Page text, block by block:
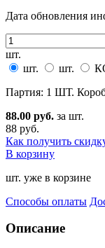
Дата обновления
шт.
шт.
шт.
Партия: 1 ШТ.
88.00 руб. за шт.
88 руб.
Как получить
В корзину
шт. уже в корзине
Способы оплаты
Описание